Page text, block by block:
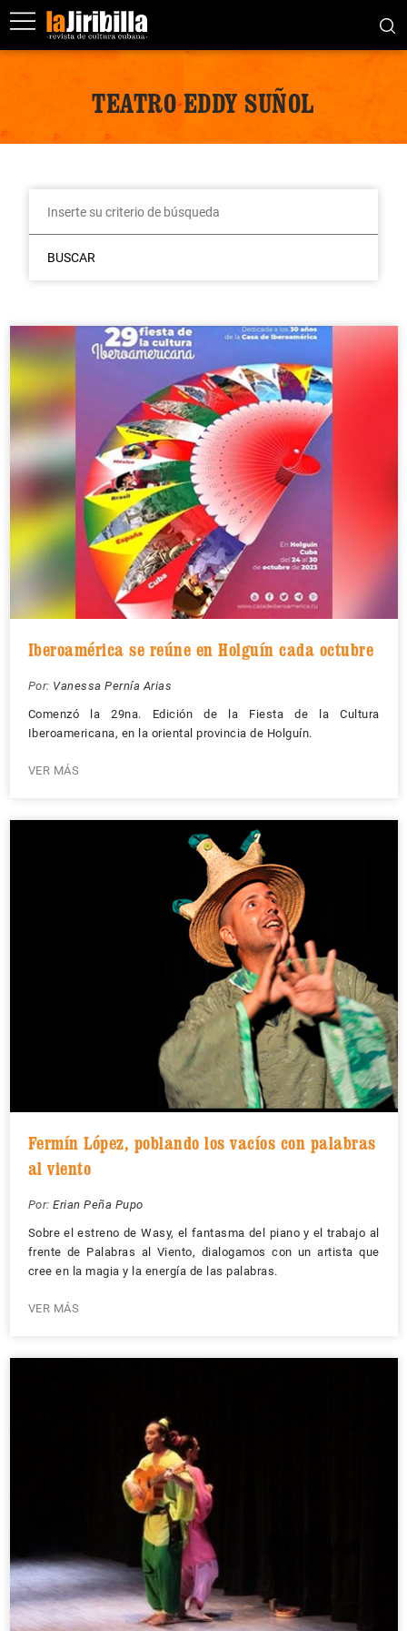
TEATRO EDDY SUÑOL
BUSCAR
Iberoamérica se reúne en Holguín cada octubre
Por: Vanessa Pernía Arias
Comenzó la 29na. Edición de la Fiesta de la Cultura
Iberoamericana, en la oriental provincia de Holguín.
VER MÁS
Fermín López, poblando los vacíos con palabras
al viento
Por: Erian Peña Pupo
Sobre el estreno de Wasy, el fantasma del piano y el trabajo al
frente de Palabras al Viento, dialogamos con un artista que
cree en la magia y la energía de las palabras.
VER MÁS